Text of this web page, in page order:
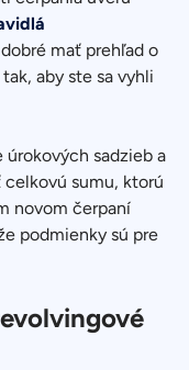
mať prehľad o
aby ste sa vyhli
sadzieb a
sumu, ktorú
novom čerpaní
podmienky sú pre